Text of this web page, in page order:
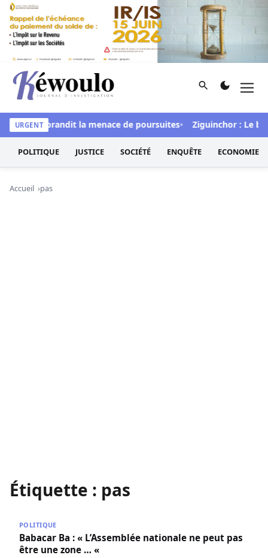
Aller au contenu
Kéwoulo, le premier site d'information et d'investigation
Rechercher
URGENT
» et brandit la menace de poursuites Ziguinchor : Le
POLITIQUE JUSTICE SOCIÉTÉ ENQUÊTE ECONOMIE
Accueil pas
Étiquette : pas
POLITIQUE
Babacar Ba : « L’Assemblée nationale ne peut pas
être une zone … «